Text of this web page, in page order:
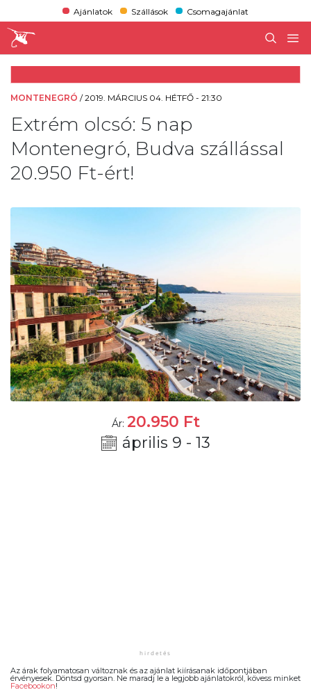
Ajánlatok Szállások Csomagajánlat
MONTENEGRÓ /2019. MÁRCIUS 04. HÉTFŐ - 21:30
Extrém olcsó: 5 nap
Montenegró, Budva szállással
20.950 Ft-ért!
Ár: 20.950 Ft
április 9 - 13
Az árak folyamatosan változnak és az ajánlat kiírásanak időpontjában
érvényesek. Döntsd gyorsan. Ne maradj le a legjobb ajánlatokról, kövess minket
Facebookon!